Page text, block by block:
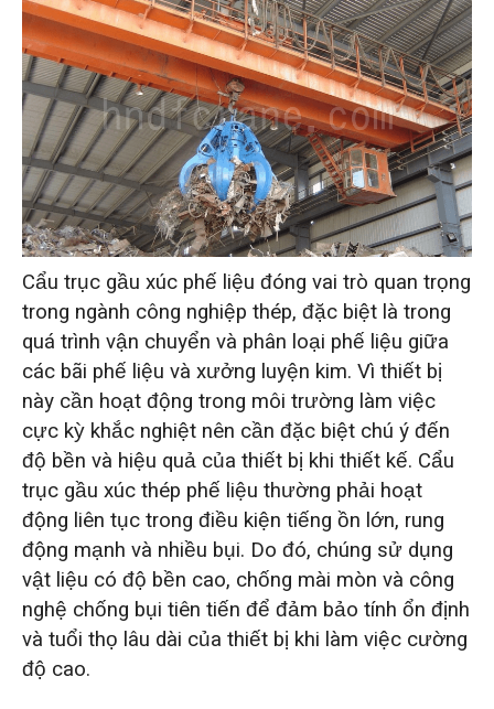
Cẩu trục gầu xúc phế liệu đóng vai trò quan trọng
trong ngành công nghiệp thép, đặc biệt là trong
quá trình vận chuyển và phân loại phế liệu giữa
các bãi phế liệu và xưởng luyện kim. Vì thiết bị
này cần hoạt động trong môi trường làm việc
cực kỳ khắc nghiệt nên cần đặc biệt chú ý đến
độ bền và hiệu quả của thiết bị khi thiết kế. Cẩu
trục gầu xúc thép phế liệu thường phải hoạt
động liên tục trong điều kiện tiếng ồn lớn, rung
động mạnh và nhiều bụi. Do đó, chúng sử dụng
vật liệu có độ bền cao, chống mài mòn và công
nghệ chống bụi tiên tiến để đảm bảo tính ổn định
và tuổi thọ lâu dài của thiết bị khi làm việc cường
độ cao.